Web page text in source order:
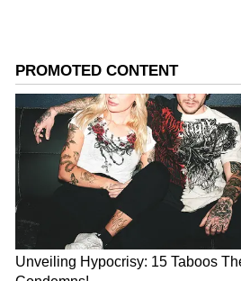
ಕೆ.ಆರ್. ವೃತ್ತ, ಮಹಾರಾಣಿ ವೃತ್ತ,
ನೋಡಿಕೊಳ್ಳುವುದು.
ಸಮಾರಂಭಕ್ಕೆ ಬರುವವರಿಗೆ ಕಡ್ಡಾಯ
ಈ ಸಮಾರಂಭಕ್ಕೆ ಪಾಸ್
ಪ್ರತಿ ಪಾಸ್‌ಗೆ ಒಬ್ಬರಿಗೆ ಮಾತ್ರ
ಪಾಸ್ ಹೊಂದಿರುವವರು